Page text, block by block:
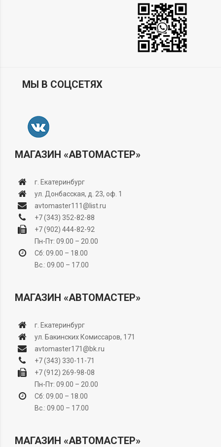
МЫ В СОЦСЕТЯХ
МАГАЗИН «АВТОМАСТЕР»
г. Екатеринбург
ул. Донбасская, д. 23, оф. 1
avtomaster111@list.ru
+7 (343) 352-82-88
+7 (902) 444-82-92
Пн-Пт: 09.00 – 20.00
Сб: 09.00 – 18.00
Вс.: 09.00 – 17.00
МАГАЗИН «АВТОМАСТЕР»
г. Екатеринбург
ул. Бакинских Комиссаров, 171
avtomaster171@bk.ru
+7 (343) 330-11-71
+7 (912) 269-98-08
Пн-Пт: 09.00 – 20.00
Сб: 09.00 – 18.00
Вс.: 09.00 – 17.00
МАГАЗИН «АВТОМАСТЕР»